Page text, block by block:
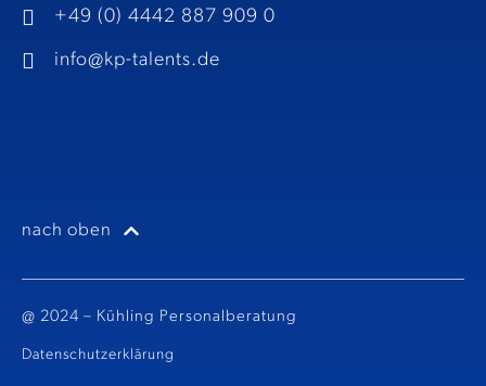
+49 (0) 4442 887 909 0
info@kp-talents.de​
nach oben
@ 2024 – Kühling Personalberatung
Datenschutzerklärung